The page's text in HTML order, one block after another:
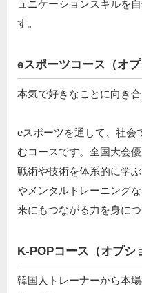
ュニケーションスキルを
す。
eスポーツコース（オプ
本気で好きなことに向き
eスポーツを通して、社会
むコースです。全国大会
戦術や技術を体系的に学
やメンタルトレーニング
来にもつながる力を身につ
K-POPコース（オプシ
韓国人トレーナーから本